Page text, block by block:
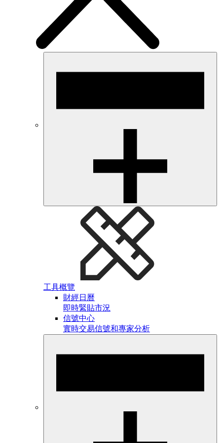
工具概覽
財經日曆
即時緊貼市況
信號中心
實時交易信號和專家分析